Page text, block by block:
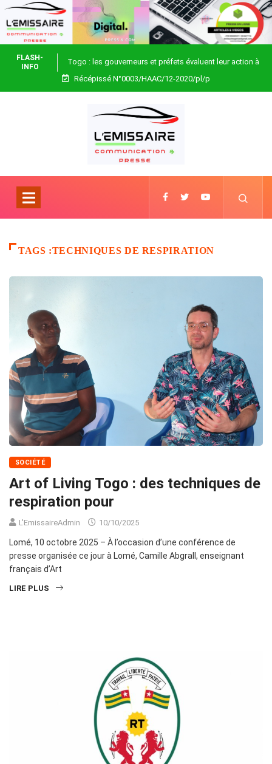
FLASH-
INFO
Togo : les gouverneurs et préfets évaluent leur action à
Blitta
Récépissé N°0003/HAAC/12-2020/pl/p
TAGS :TECHNIQUES DE RESPIRATION
SOCIÉTÉ
Art of Living Togo : des techniques de
respiration pour
L'EmissaireAdmin 10/10/2025
Lomé, 10 octobre 2025 – À l’occasion d’une conférence de
presse organisée ce jour à Lomé, Camille Abgrall, enseignant
français d’Art
LIRE PLUS